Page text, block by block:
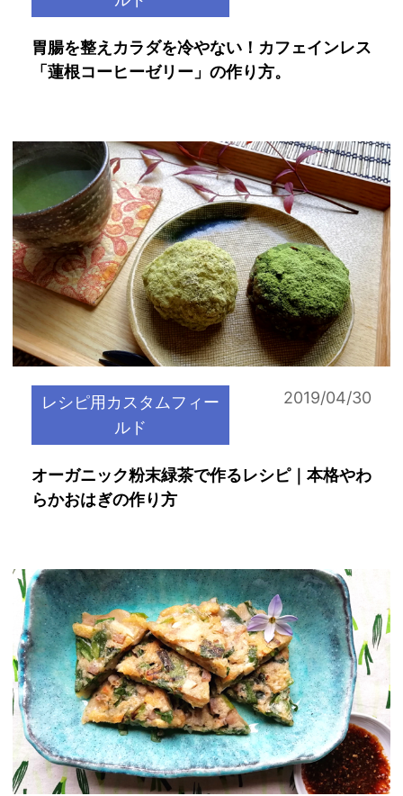
胃腸を整えカラダを冷やない！カフェインレス
「蓮根コーヒーゼリー」の作り方。
レシピ用カスタムフィー
ルド
2019/04/30
オーガニック粉末緑茶で作るレシピ｜本格やわ
らかおはぎの作り方